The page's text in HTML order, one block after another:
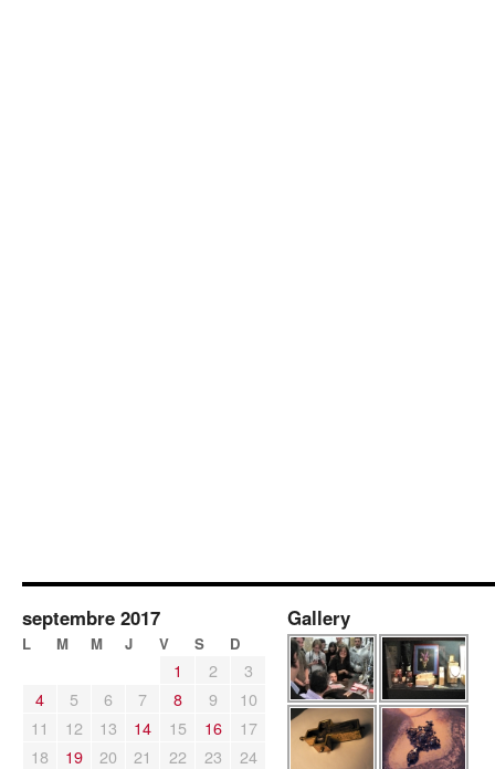
septembre 2017
L M M J V S D
1 2
3
4
5 6 7 8 9
10
11
12 13 14 15 16
17
18
19 20 21 22 23
24
Gallery